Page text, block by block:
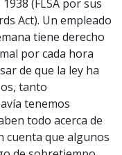
(FLSA por sus
Act). Un empleado
tiene derecho
por cada hora
de que la ley ha
tanto
tenemos
todo acerca de
cuenta que algunos